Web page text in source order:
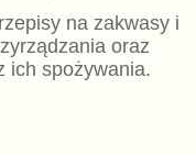
na zakwasy i
oraz
ich spożywania.